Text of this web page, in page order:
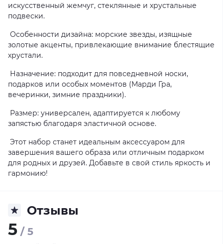
искусственный жемчуг, стеклянные и хрустальные
подвески.
Особенности дизайна: морские звезды, изящные
золотые акценты, привлекающие внимание блестящие
хрустали.
Назначение: подходит для повседневной носки,
подарков или особых моментов (Марди Гра,
вечеринки, зимние праздники).
Размер: универсален, адаптируется к любому
запястью благодаря эластичной основе.
Этот набор станет идеальным аксессуаром для
завершения вашего образа или отличным подарком
для родных и друзей. Добавьте в свой стиль яркость и
гармонию!
Отзывы
5 / 5